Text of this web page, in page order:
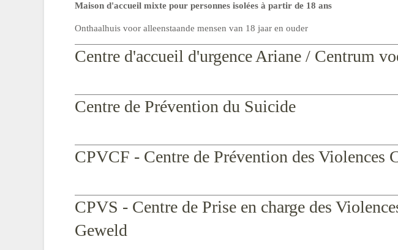
Maison d'accueil mixte pour personnes isolées à partir de 18 ans
Onthaalhuis voor alleenstaande mensen van 18 jaar en ouder
Centre d'accueil d'urgence Ariane / Centrum
Centre de Prévention du Suicide
CPVCF - Centre de Prévention des Violences
CPVS - Centre de Prise en charge des
Geweld